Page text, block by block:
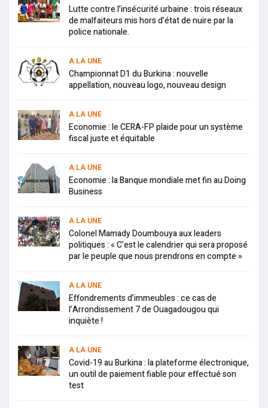
Lutte contre l’insécurité urbaine : trois réseaux
de malfaiteurs mis hors d’état de nuire par la
police nationale.
A LA UNE
Championnat D1 du Burkina : nouvelle
appellation, nouveau logo, nouveau design
A LA UNE
Economie : le CERA-FP plaide pour un système
fiscal juste et équitable
A LA UNE
Economie : la Banque mondiale met fin au Doing
Business
A LA UNE
Colonel Mamady Doumbouya aux leaders
politiques : « C’est le calendrier qui sera proposé
par le peuple que nous prendrons en compte »
A LA UNE
Effondrements d’immeubles : ce cas de
l’Arrondissement 7 de Ouagadougou qui
inquiète !
A LA UNE
Covid-19 au Burkina : la plateforme électronique,
un outil de paiement fiable pour effectué son
test